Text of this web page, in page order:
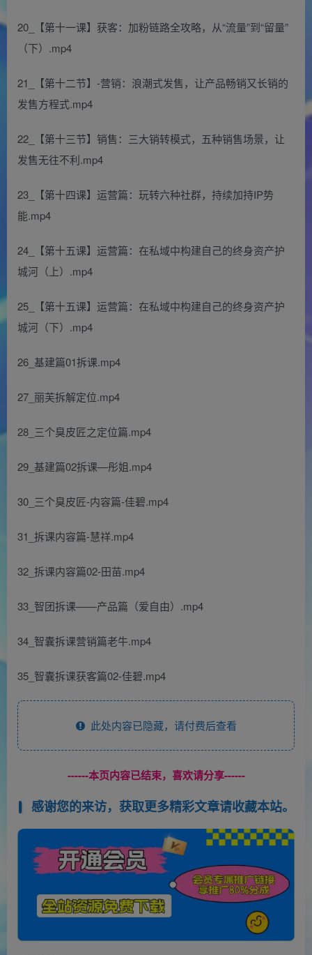
20_【第十一课】获客：加粉链路全攻略，从“流量”到“留量”
（下）.mp4
21_【第十二节】-营销：浪潮式发售，让产品畅销又长销的
发售方程式.mp4
22_【第十三节】销售：三大销转模式，五种销售场景，让
发售无往不利.mp4
23_【第十四课】运营篇：玩转六种社群，持续加持IP势
能.mp4
24_【第十五课】运营篇：在私域中构建自己的终身资产护
城河（上）.mp4
25_【第十五课】运营篇：在私域中构建自己的终身资产护
城河（下）.mp4
26_基建篇01拆课.mp4
27_丽芙拆解定位.mp4
28_三个臭皮匠之定位篇.mp4
29_基建篇02拆课—彤姐.mp4
30_三个臭皮匠-内容篇-佳碧.mp4
31_拆课内容篇-慧祥.mp4
32_拆课内容篇02-田苗.mp4
33_智团拆课——产品篇（爱自由）.mp4
34_智囊拆课营销篇老牛.mp4
35_智囊拆课获客篇02-佳碧.mp4
此处内容已隐藏，请付费后查看
------本页内容已结束，喜欢请分享------
感谢您的来访，获取更多精彩文章请收藏本站。